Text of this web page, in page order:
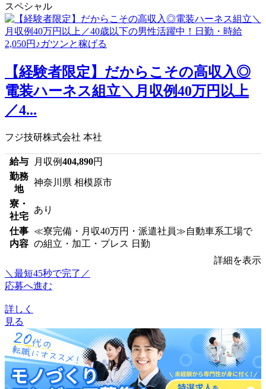
スペシャル
【経験者限定】だからこその高収入◎
電装ハーネス組立＼月収例40万円以上
／4...
フジ技研株式会社 本社
給与 月収例404,890円
勤務
地
神奈川県 相模原市
寮・
社宅
あり
仕事
内容
≪寮完備・月収40万円・派遣社員≫自動車系工場で
の組立・加工・プレス 日勤
詳細を表示
＼最短45秒で完了／
応募へ進む
詳しく
見る